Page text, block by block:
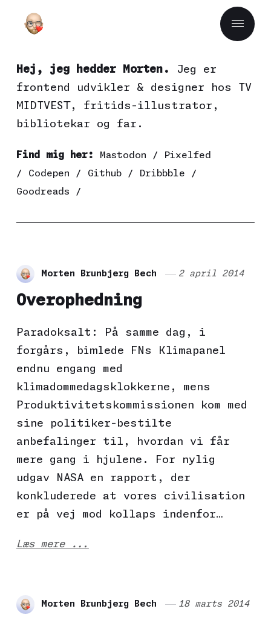
Hej, jeg hedder Morten.
Jeg er
frontend udvikler & designer hos TV
MIDTVEST, fritids-illustrator,
bibliotekar og far.
Find mig her: Mastodon /
Pixelfed
/ Codepen / Github/ Dribbble /
Goodreads /
Morten Brunbjerg Bech 2 april 2014
Overophedning
Paradoksalt: På samme dag, i
forgårs, bimlede FNs Klimapanel
endnu engang med
klimadommedagsklokkerne, mens
Produktivitetskommissionen kom med
sine politiker-bestilte
anbefalinger til, hvordan vi får
mere gang i hjulene. For nylig
udgav NASA en rapport, der
konkluderede at vores civilisation
er på vej mod kollaps indenfor…
Læs mere ...
Morten Brunbjerg Bech 18 marts 2014